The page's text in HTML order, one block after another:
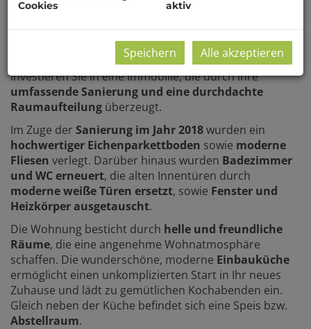
Wohnflächeinkl. 2,15 m² Loggia ein angenehmes
Wohngefühl und viel Potenzial zur individuellen
Gestaltung. Mit einem Kaufpreis von 299.000 Euro
investieren Sie in eine Immobilie, die durch ihre
umfassende Sanierung und eine durchdachte
Raumaufteilung überzeugt.
Im Zuge der Sanierung im Jahr 2018wurden ein
hochwertiger Eichenparkettboden sowie moderne
Fliesen verlegt. Darüber hinaus wurden Badezimmer
und WC erneuert, die alten Innentüren durch
moderne weiße Türen ersetzt, sowie Fenster und
Heizkörper ausgetauscht.
Die Wohnung besticht durch helle und freundliche
Räume, die eine angenehme Wohnatmosphäre
schaffen. Die wunderschöne, moderne Einbauküche
ermöglicht einen unkomplizierten Start in Ihr neues
Zuhause und lädt zu gemütlichen Kochabenden ein.
Gleich neben der Küche befindet sich eine Speis bzw.
Abstellraum.
Cookies
aktiv
Speichern Alle akzeptieren